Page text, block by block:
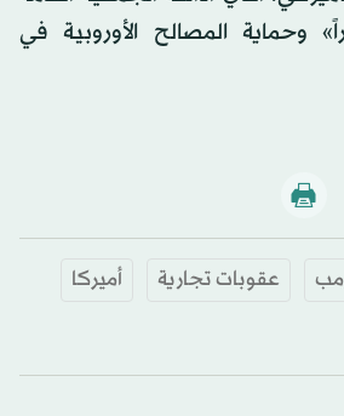
وحماية المصالح الأوروبية في
عقوبات تجارية
أميركا